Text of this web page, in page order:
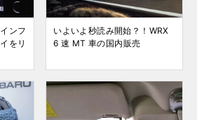
ンフ
をリ
いよいよ秒読み開始？！WRX
6 速 MT 車の国内販売